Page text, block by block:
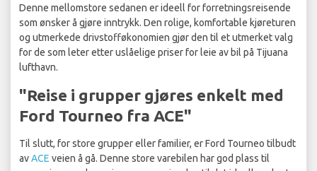
Denne mellomstore sedanen er ideell for forretningsreisende
som ønsker å gjøre inntrykk. Den rolige, komfortable kjøreturen
og utmerkede drivstofføkonomien gjør den til et utmerket valg
for de som leter etter uslåelige priser for leie av bil på Tijuana
lufthavn.
"Reise i grupper gjøres enkelt med
Ford Tourneo fra ACE"
Til slutt, for store grupper eller familier, er Ford Tourneo tilbudt
avACE veien å gå. Denne store varebilen har god plass til